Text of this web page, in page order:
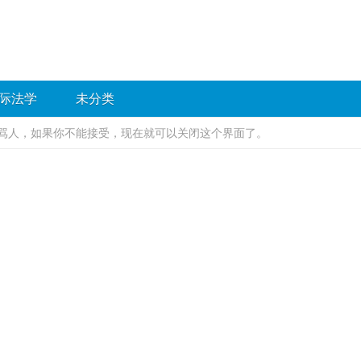
法学 未分类
，如果你不能接受，现在就可以关闭这个界面了。